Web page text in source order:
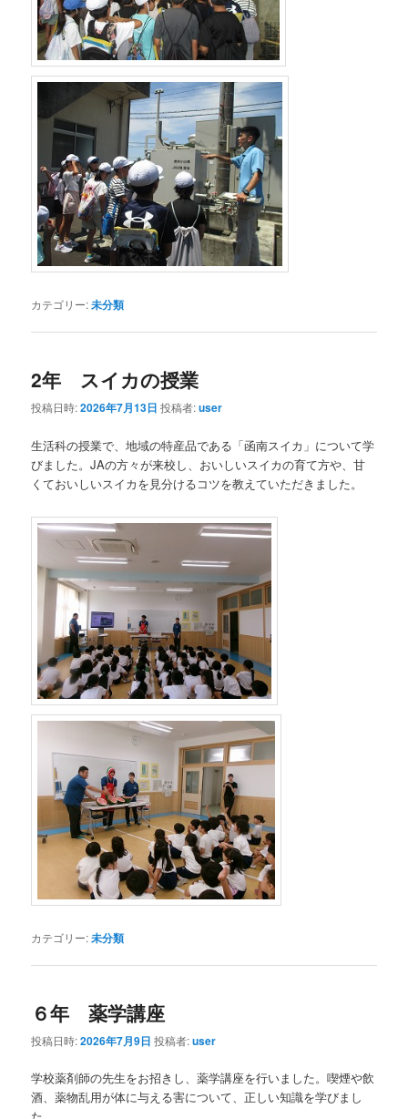
カテゴリー:未分類
2年 スイカの授業
投稿日時:2026年7月13日 投稿者:user
生活科の授業で、地域の特産品である「函南スイカ」について学
びました。JAの方々が来校し、おいしいスイカの育て方や、甘
くておいしいスイカを見分けるコツを教えていただきました。
カテゴリー:未分類
６年 薬学講座
投稿日時:2026年7月9日 投稿者:user
学校薬剤師の先生をお招きし、薬学講座を行いました。喫煙や飲
酒、薬物乱用が体に与える害について、正しい知識を学びまし